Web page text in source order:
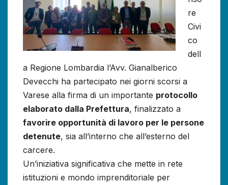
re
Civi
co
dell
a Regione Lombardia l’Avv. Gianalberico
Devecchi ha partecipato nei giorni scorsi a
Varese alla firma di un importante protocollo
elaborato dalla Prefettura, finalizzato a
favorire opportunità di lavoro per le persone
detenute, sia all’interno che all’esterno del
carcere.
Un’iniziativa significativa che mette in rete
istituzioni e mondo imprenditoriale per